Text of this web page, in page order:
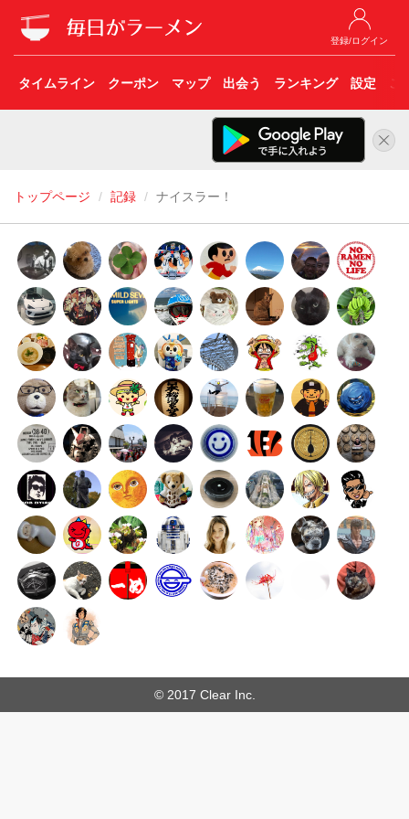
登録/ログイン
タイムライン クーポン マップ 出会う ランキング 設定 こ
トップページ 記録 ナイスラー！
© 2017 Clear Inc.